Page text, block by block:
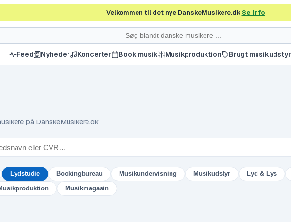
Velkommen til det nye DanskeMusikere.dk Se info
Feed Nyheder Koncerter Book musik Musikproduktion Brugt musikudstyr
på DanskeMusikere.dk
Lydstudie Bookingbureau Musikundervisning Musikudstyr Lyd & Lys
Musikmagasin